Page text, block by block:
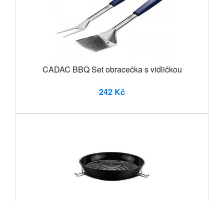
CADAC BBQ Set obracečka s vidličkou
242 Kč